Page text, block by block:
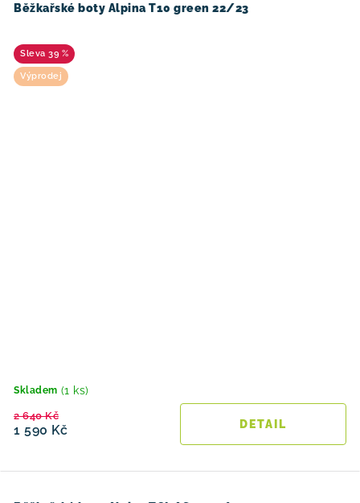
Běžkařské boty Alpina T10 green 22/23
39 %
Výprodej
Skladem (1 ks)
1 590 Kč
2 640 Kč